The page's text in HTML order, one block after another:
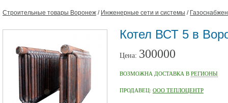
Строительные товары Воронеж / Инженерные сети и системы /
Котел ВСТ 5 в
Цена: 300000
ВОЗМОЖНА ДОСТАВКА В РЕГИОНЫ
ПРОДАВЕЦ: ООО ТЕПЛОЦЕНТР